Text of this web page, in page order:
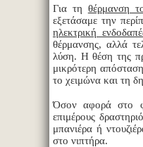
Για τη θέρμανση
εξετάσαμε την
ηλεκτρική
θέρμανσης, αλλά
λύση. Η θέση της
μικρότερη
το χειμώνα και τη
Όσον αφορά στο
επιμέρους
μπανιέρα ή
στο νιπτήρα.